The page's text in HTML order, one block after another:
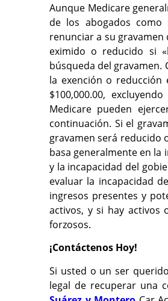
Aunque Medicare
de los abogados
renunciar a su
eximido o reducido si
búsqueda del gravamen.
la exención o reducción
$100,000.00,
Medicare pueden
continuación. Si el
gravamen será reducido
basa generalmente en
y la incapacidad del
evaluar la incapacidad
ingresos presentes y
activos, y si hay activos
forzosos.
¡Contáctenos Hoy!
Si usted o un ser
legal de recuperar una